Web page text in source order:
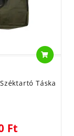
Táska
Ft